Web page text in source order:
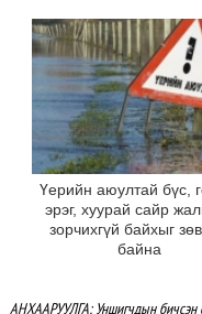
Үерийн аюултай бүс,
эрэг, хуурай сайр
зорчихгүй байхыг
байна
АНХААРУУЛГА: Уншигчдын бичсэн